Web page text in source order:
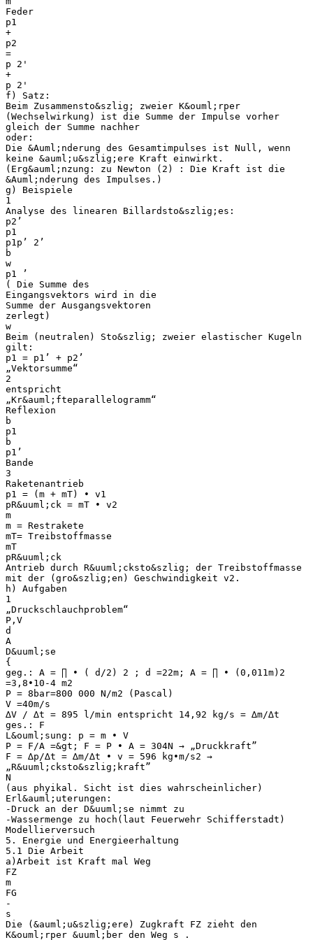
Feder
p1
+
p2
=
p 2'
+
p 2'
f) Satz:
Beim Zusammensto&szlig; zweier K&ouml;rper
(Wechselwirkung) ist die Summe der Impulse vorher
gleich der Summe nachher
oder:
Die &Auml;nderung des Gesamtimpulses ist Null, wenn
keine &auml;u&szlig;ere Kraft einwirkt.
(Erg&auml;nzung: zu Newton (2) : Die Kraft ist die
&Auml;nderung des Impulses.)
g) Beispiele
1
Analyse des linearen Billardsto&szlig;es:
p2’
p1
p1p’ 2’
b
w
p1 ’
( Die Summe des
Eingangsvektors wird in die
Summe der Ausgangsvektoren
zerlegt)
w
Beim (neutralen) Sto&szlig; zweier elastischer Kugeln
gilt:
p1 = p1’ + p2’
„Vektorsumme“
2
entspricht
„Kr&auml;fteparallelogramm“
Reflexion
b
p1
b
p1’
Bande
3
Raketenantrieb
p1 = (m + mT) • v1
pR&uuml;ck = mT • v2
m
m = Restrakete
mT= Treibstoffmasse
mT
pR&uuml;ck
Antrieb durch R&uuml;cksto&szlig; der Treibstoffmasse
mit der (gro&szlig;en) Geschwindigkeit v2.
h) Aufgaben
1
„Druckschlauchproblem“
P,V
d
A
D&uuml;se
{
geg.: A = ∏ • ( d/2) 2 ; d =22m; A = ∏ • (0,011m)2
=3,8•10-4 m2
P = 8bar=800 000 N/m2 (Pascal)
V =40m/s
∆V / ∆t = 895 l/min entspricht 14,92 kg/s = ∆m/∆t
ges.: F
L&ouml;sung: p = m • V
P = F/A =&gt; F = P • A = 304N → „Druckkraft”
F = ∆p/∆t = ∆m/∆t • v = 596 kg•m/s2 →
„R&uuml;cksto&szlig;kraft”
N
(aus phyikal. Sicht ist dies wahrscheinlicher)
Erl&auml;uterungen:
-Druck an der D&uuml;se nimmt zu
-Wassermenge zu hoch(laut Feuerwehr Schifferstadt)
Modellierversuch
5. Energie und Energieerhaltung
5.1 Die Arbeit
a)Arbeit ist Kraft mal Weg
FZ
m
FG
-
s
Die (&auml;u&szlig;ere) Zugkraft FZ zieht den
K&ouml;rper &uuml;ber den Weg s .